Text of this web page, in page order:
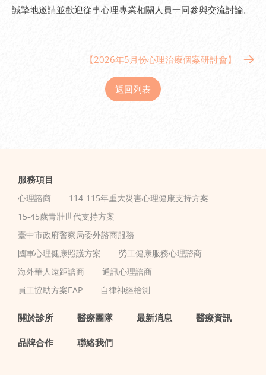
誠摯地邀請並歡迎從事心理專業相關人員一同參與交流討論。
【2026年5月份心理治療個案研討會】
返回列表
服務項目
心理諮商
114-115年重大災害心理健康支持方案
15-45歲青壯世代支持方案
臺中市政府警察局委外諮商服務
國軍心理健康照護方案
勞工健康服務心理諮商
海外華人遠距諮商
通訊心理諮商
員工協助方案EAP
自律神經檢測
關於診所 醫療團隊 最新消息 醫療資訊
品牌合作 聯絡我們